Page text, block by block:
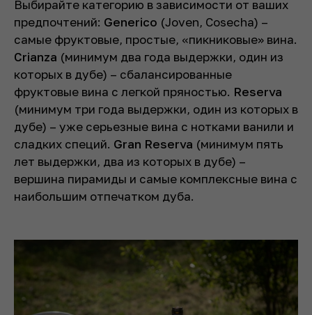
Выбирайте категорию в зависимости от ваших
предпочтений: Generico (Joven, Cosecha) –
самые фруктовые, простые, «пикниковые» вина.
Crianza (минимум два года выдержки, один из
которых в дубе) – сбалансированные
фруктовые вина с легкой пряностью. Reserva
(минимум три года выдержки, один из которых в
дубе) – уже серьезные вина с нотками ванили и
сладких специй. Gran Reserva (минимум пять
лет выдержки, два из которых в дубе) –
вершина пирамиды и самые комплексные вина с
наибольшим отпечатком дуба.